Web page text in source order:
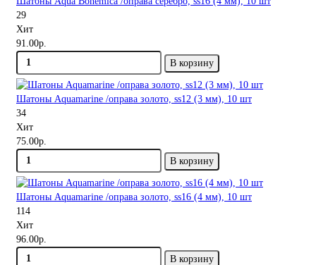
29
Хит
91.00р.
В корзину
Шатоны Aquamarine /оправа золото, ss12 (3 мм), 10 шт
34
Хит
75.00р.
В корзину
Шатоны Aquamarine /оправа золото, ss16 (4 мм), 10 шт
114
Хит
96.00р.
В корзину